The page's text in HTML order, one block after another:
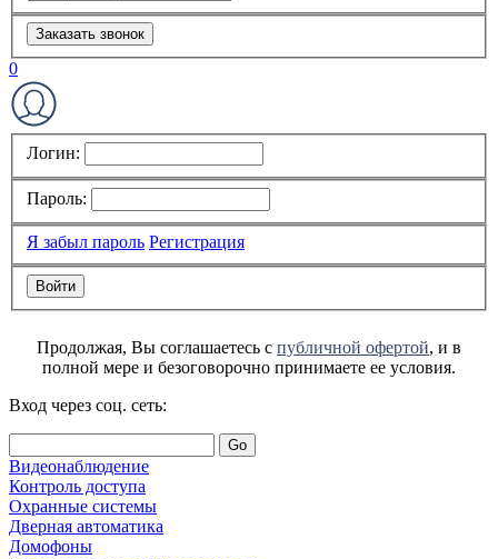
Заказать звонок
0
Логин:
Пароль:
Я забыл пароль Регистрация
Продолжая, Вы соглашаетесь с публичной офертой, и в
полной мере и безоговорочно принимаете ее условия.
Вход через соц. сеть:
Go
Видеонаблюдение
Контроль доступа
Охранные системы
Дверная автоматика
Домофоны